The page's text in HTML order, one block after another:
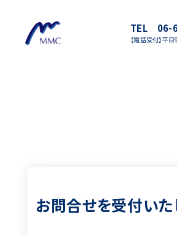
TEL 06-
【電話受付】平
お問合せを受付いた